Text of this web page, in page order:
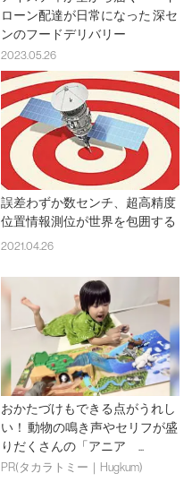
ローン配達が日常になった 深セ
ンのフードデリバリー
2023.05.26
誤差わずか数センチ、超高精度
位置情報測位が世界を包囲する
2021.04.26
おかたづけもできる点がうれし
い！ 動物の鳴き声やセリフが盛
りだくさんの「アニア ...
PR(タカラトミー｜Hugkum)